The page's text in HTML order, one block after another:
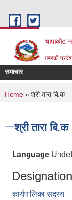
चापाकोट
गण्डकी
समाचार
You are
Home » श्री तारा बि.क
श्री तारा बि.क
Language
कार्यपालिका सदस्य